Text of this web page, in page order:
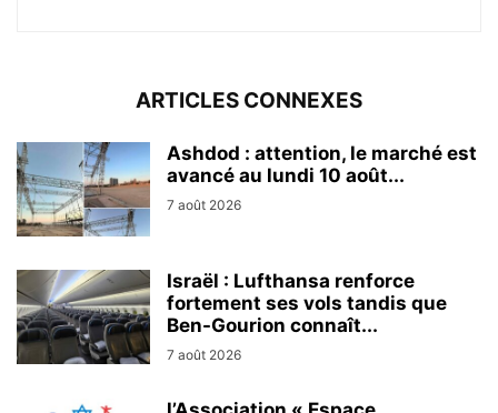
ARTICLES CONNEXES
Ashdod : attention, le marché est
avancé au lundi 10 août...
7 août 2026
Israël : Lufthansa renforce
fortement ses vols tandis que
Ben-Gourion connaît...
7 août 2026